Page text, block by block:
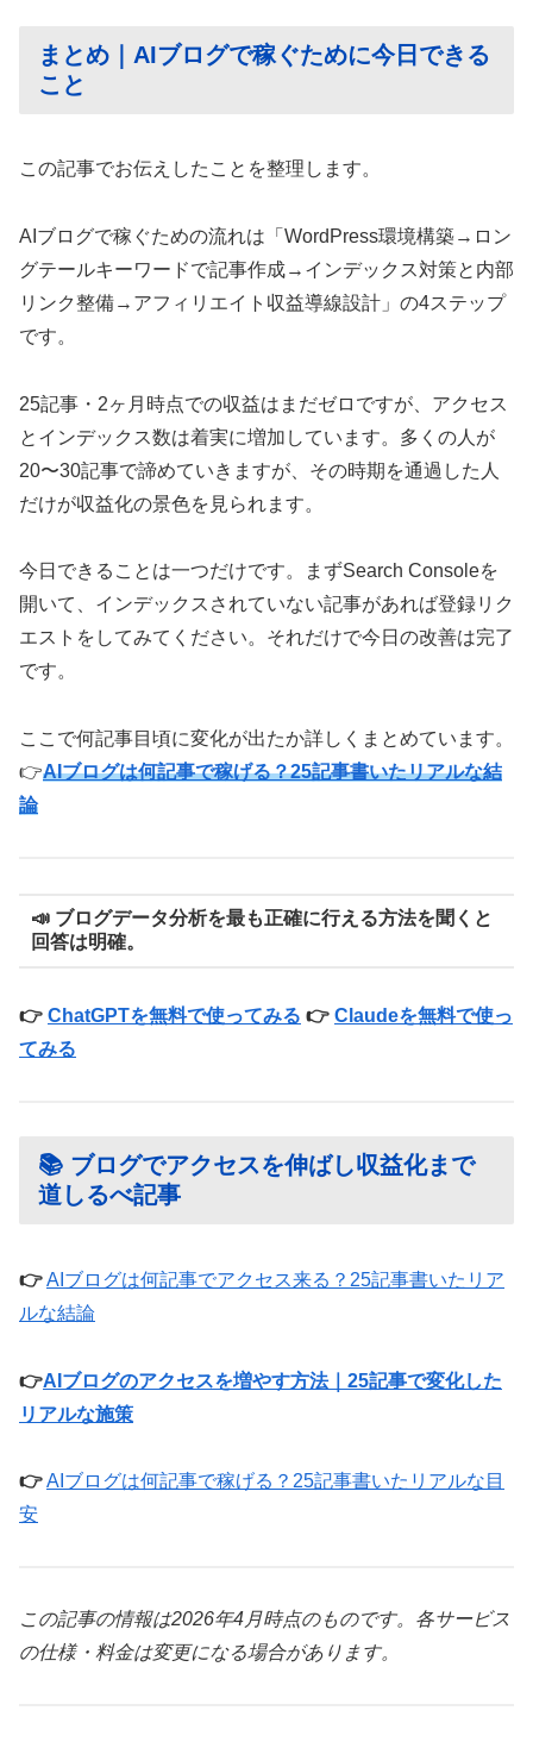
まとめ｜AIブログで稼ぐために今日できる
こと
この記事でお伝えしたことを整理します。
AIブログで稼ぐための流れは「WordPress環境構築→ロン
グテールキーワードで記事作成→インデックス対策と内部
リンク整備→アフィリエイト収益導線設計」の4ステップ
です。
25記事・2ヶ月時点での収益はまだゼロですが、アクセス
とインデックス数は着実に増加しています。多くの人が
20〜30記事で諦めていきますが、その時期を通過した人
だけが収益化の景色を見られます。
今日できることは一つだけです。まずSearch Consoleを
開いて、インデックスされていない記事があれば登録リク
エストをしてみてください。それだけで今日の改善は完了
です。
ここで何記事目頃に変化が出たか詳しくまとめています。
👉AIブログは何記事で稼げる？25記事書いたリアルな結
論
📣 ブログデータ分析を最も正確に行える方法を聞くと
回答は明確。
👉 ChatGPTを無料で使ってみる 👉 Claudeを無料で使っ
てみる
📚 ブログでアクセスを伸ばし収益化まで
道しるべ記事
👉AIブログは何記事でアクセス来る？25記事書いたリア
ルな結論
👉AIブログのアクセスを増やす方法｜25記事で変化した
リアルな施策
👉AIブログは何記事で稼げる？25記事書いたリアルな目
安
この記事の情報は2026年4月時点のものです。各サービス
の仕様・料金は変更になる場合があります。